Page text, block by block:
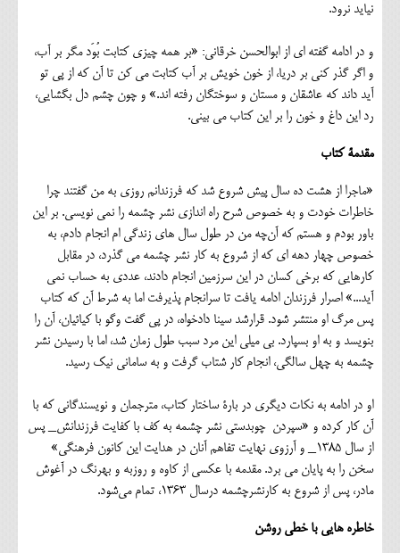
نیاید نرود.
و در ادامه گفته ای از ابوالحسن خرقانی: «بر همه چیزی کتابت بُوَد مگر بر آب،
و اگر گذر کنی بر دریا، از خون خویش بر آب کتابت می کن تا آن که از پی تو
آید داند که عاشقان و مستان و سوختگان رفته اند.» و چون چشم دل بگشایی،
رد این داغ و خون را بر این کتاب می بینی.
مقدمۀ کتاب
«ماجرا از هشت ده سال پیش شروع شد که فرزندانم روزی به من گفتند چرا
خاطرات خودت و به خصوص شرح راه اندازی نشر چشمه را نمی نویسی. بر این
باور بودم و هستم که آن‌چه من در طول سال های زندگی ام انجام دادم، به
خصوص چهار دهه ای که از شروع به کار نشر چشمه می گذرد، در مقابل
کارهایی که برخی کسان در این سرزمین انجام دادند، عددی به حساب نمی
آید...» اصرار فرزندان ادامه یافت تا سرانجام پذیرفت اما به شرط آن که کتاب
پس مرگ او منتشر شود. قرارشد سینا دادخواه، در پی گفت وگو با کیائیان، آن را
بنویسد و به او بسپارد. بی میلی این مرد سبب طول زمان شد، اما با رسیدن نشر
چشمه به چهل سالگی، انجام کار شتاب گرفت و به سامانی نیک رسید.
او در ادامه به نکات دیگری در بارۀ ساختار کتاب، مترجمان و نویسندگانی که با
آن کار کرده و «سپردن چوبدستی نشر چشمه به کف با کفایت فرزندانش_ پس
از سال ۱۳۸۵_ و آرزوی نهایت تفاهم آنان در هدایت این کانون فرهنگی»
سخن را به پایان می برد. مقدمه با عکسی از کاوه و روزبه و بهرنگ در آغوش
مادر، پس از شروع به کارنشرچشمه درسال ۱۳۶۳، تمام می‌شود.
خاطره هایی با خطی روشن